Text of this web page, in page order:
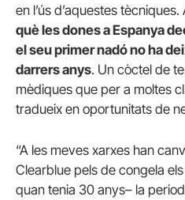
en l’ús d’aquestes tècniques.
què les dones a Espanya
el seu primer nadó no ha
darrers anys. Un còctel de
mèdiques que per a moltes
tradueix en oportunitats de
“A les meves xarxes han
Clearblue pels de congela
quan tenia 30 anys– la